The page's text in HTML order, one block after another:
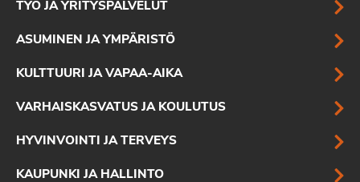
TYÖ JA YRITYSPALVELUT
ASUMINEN JA YMPÄRISTÖ
KULTTUURI JA VAPAA-AIKA
VARHAISKASVATUS JA KOULUTUS
HYVINVOINTI JA TERVEYS
KAUPUNKI JA HALLINTO